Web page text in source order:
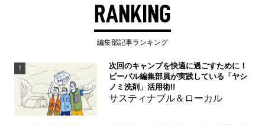
RANKING
編集部記事ランキング
1
次回のキャンプを快適に過ごすために！
ビーパル編集部員が実践している「ヤシ
ノミ洗剤」活用術!!
サスティナブル＆ローカル